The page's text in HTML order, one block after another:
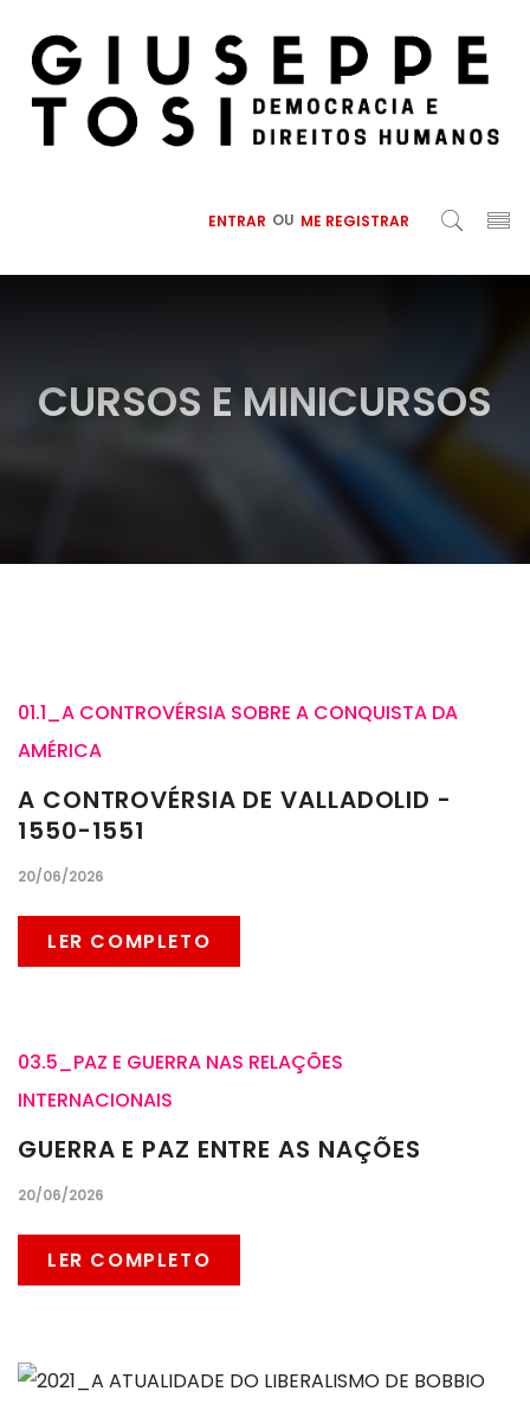
ENTRAR OU ME REGISTRAR
CURSOS E MINICURSOS
01.1_A CONTROVÉRSIA SOBRE A CONQUISTA DA
AMÉRICA
A CONTROVÉRSIA DE VALLADOLID -
1550-1551
20/06/2026
LER COMPLETO
03.5_PAZ E GUERRA NAS RELAÇÕES
INTERNACIONAIS
GUERRA E PAZ ENTRE AS NAÇÕES
20/06/2026
LER COMPLETO